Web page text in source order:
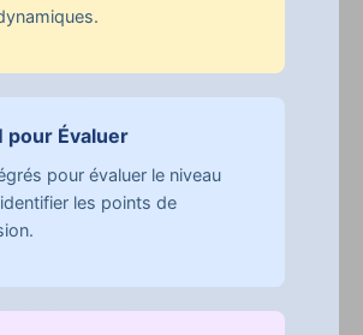
pour Évaluer
pour évaluer le niveau
les points de